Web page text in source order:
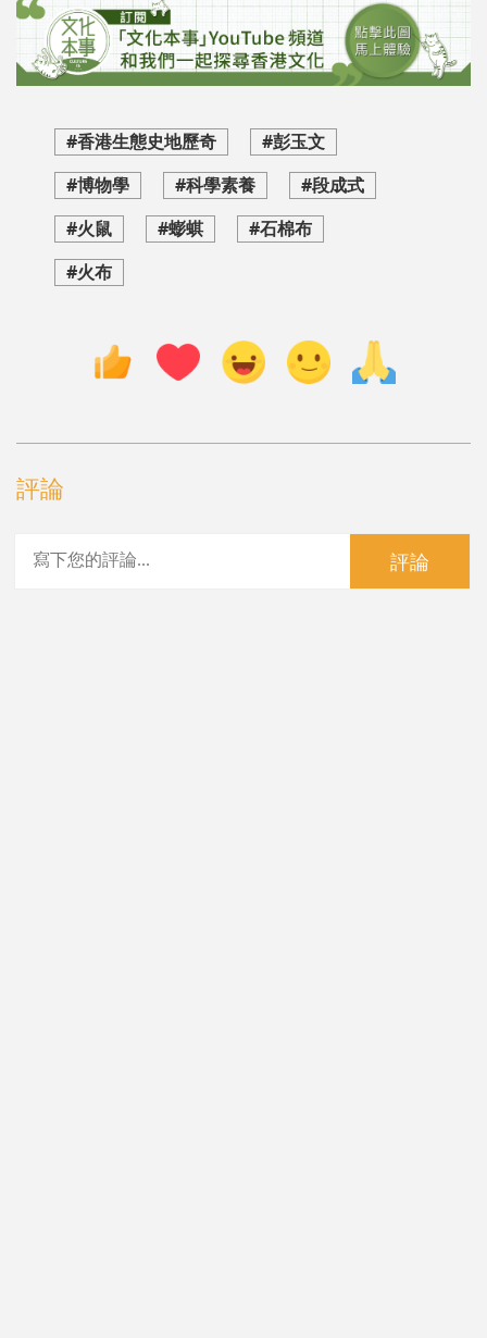
#香港生態史地歷奇
#彭玉文
#博物學
#科學素養
#段成式
#火鼠
#蟛蜞
#石棉布
#火布
評論
評論